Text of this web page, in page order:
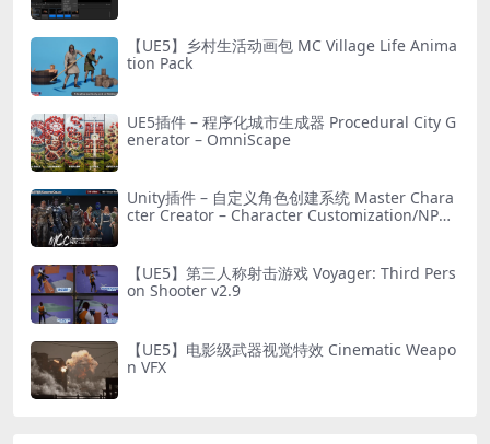
【UE5】乡村生活动画包 MC Village Life Anima
tion Pack
UE5插件 – 程序化城市生成器 Procedural City G
enerator – OmniScape
Unity插件 – 自定义角色创建系统 Master Chara
cter Creator – Character Customization/NPC
【UE5】第三人称射击游戏 Voyager: Third Pers
on Shooter v2.9
【UE5】电影级武器视觉特效 Cinematic Weapo
n VFX